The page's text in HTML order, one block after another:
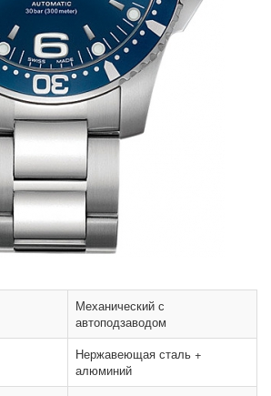
Механический с
автоподзаводом
Нержавеющая сталь +
алюминий